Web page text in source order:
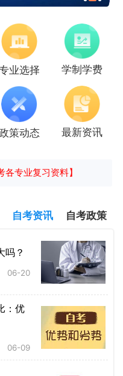
业选择 学制学费
策动态 最新资讯
自考课程安排及教材目录已
各专业复习资料】
自考资讯 自考政策
吗？
06-20
：优
06-09